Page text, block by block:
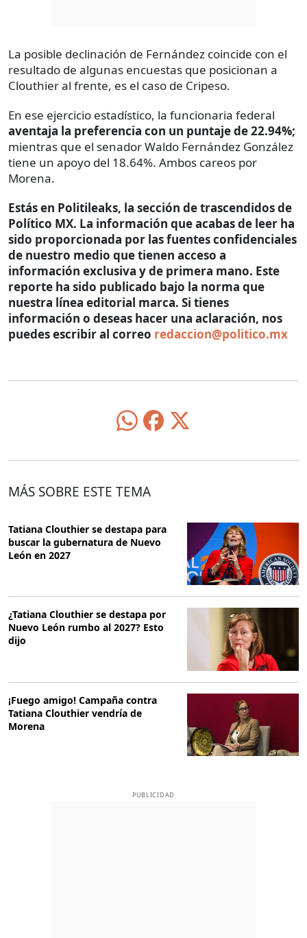
La posible declinación de Fernández coincide con el
resultado de algunas encuestas que posicionan a
Clouthier al frente, es el caso de Cripeso.
En ese ejercicio estadístico, la funcionaria federal
aventaja la preferencia con un puntaje de 22.94%;
mientras que el senador Waldo Fernández González
tiene un apoyo del 18.64%. Ambos careos por
Morena.
Estás en Politileaks, la sección de trascendidos de
Político MX. La información que acabas de leer ha
sido proporcionada por las fuentes confidenciales
de nuestro medio que tienen acceso a
información exclusiva y de primera mano. Este
reporte ha sido publicado bajo la norma que
nuestra línea editorial marca. Si tienes
información o deseas hacer una aclaración, nos
puedes escribir al correo redaccion@politico.mx
MÁS SOBRE ESTE TEMA
Tatiana Clouthier se destapa para
buscar la gubernatura de Nuevo
León en 2027
¿Tatiana Clouthier se destapa por
Nuevo León rumbo al 2027? Esto
dijo
¡Fuego amigo! Campaña contra
Tatiana Clouthier vendría de
Morena
PUBLICIDAD